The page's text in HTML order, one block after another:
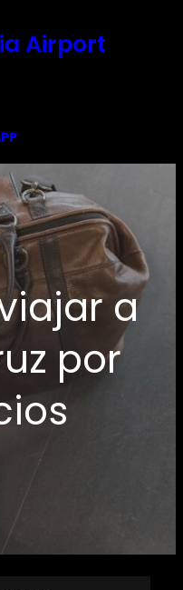
Airport
a
por